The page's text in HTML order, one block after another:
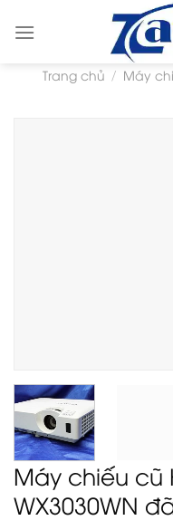
Trang chủ / Máy
Máy chiếu cũ
WX3030WN